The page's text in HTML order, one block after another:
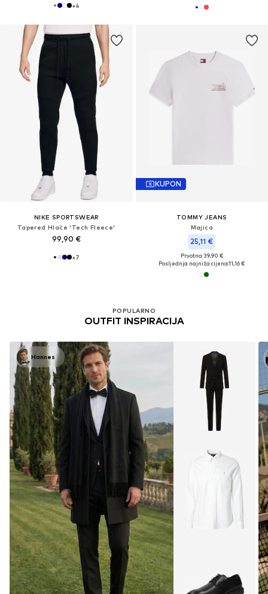
+4
NIKE SPORTSWEAR
Tapered Hlače 'Tech Fleece'
99,90 €
+7
KUPON
TOMMY JEANS
Majica
25,11 €
Prvotno: 39,90 €
Posljednja najniža cijena:11,16 €
POPULARNO
OUTFIT INSPIRACIJA
Hannes